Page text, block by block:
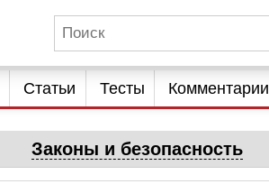
Статьи Тесты Комментарии
Законы и безопасность